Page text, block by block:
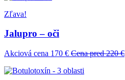
Zľava!
Jalupro – oči
Akciová cena 170 € Cena pred 220 €